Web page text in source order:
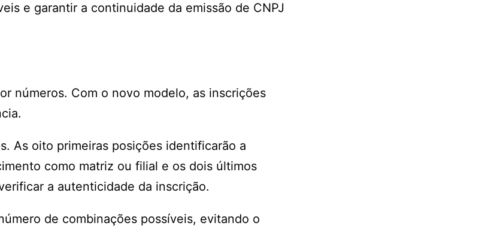
e garantir a continuidade da emissão de CNPJ
números. Com o novo modelo, as inscrições
As oito primeiras posições identificarão a
como matriz ou filial e os dois últimos
a autenticidade da inscrição.
de combinações possíveis, evitando o